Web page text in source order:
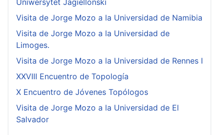
Uniwersytet Jagiellonski
Visita de Jorge Mozo a la Universidad de Namibia
Visita de Jorge Mozo a la Universidad de
Limoges.
Visita de Jorge Mozo a la Universidad de Rennes I
XXVIII Encuentro de Topología
X Encuentro de Jóvenes Topólogos
Visita de Jorge Mozo a la Universidad de El
Salvador